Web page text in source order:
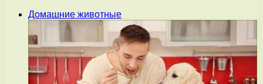
Домашние животные